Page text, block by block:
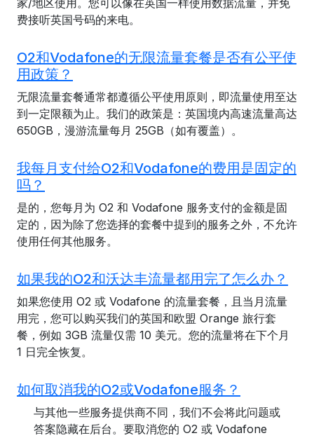
家/地区使用。您可以像在英国一样使用数据流量，并免
费接听英国号码的来电。
O2和Vodafone的无限流量套餐是否有公平使
用政策？
无限流量套餐通常都遵循公平使用原则，即流量使用至达
到一定限额为止。我们的政策是：英国境内高速流量高达
650GB，漫游流量每月 25GB（如有覆盖）。
我每月支付给O2和Vodafone的费用是固定的
吗？
是的，您每月为 O2 和 Vodafone 服务支付的金额是固
定的，因为除了您选择的套餐中提到的服务之外，不允许
使用任何其他服务。
如果我的O2和沃达丰流量都用完了怎么办？
如果您使用 O2 或 Vodafone 的流量套餐，且当月流量
用完，您可以购买我们的英国和欧盟 Orange 旅行套
餐，例如 3GB 流量仅需 10 美元。您的流量将在下个月
1 日完全恢复。
如何取消我的O2或Vodafone服务？
与其他一些服务提供商不同，我们不会将此问题或
答案隐藏在后台。要取消您的 O2 或 Vodafone